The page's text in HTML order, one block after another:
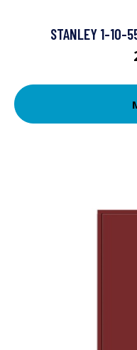
STANLEY 1-10-